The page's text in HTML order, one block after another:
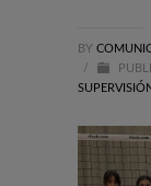
BY
/